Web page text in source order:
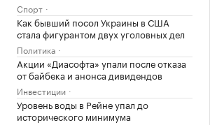
Спорт
Как бывший посол Украины в США
стала фигурантом двух уголовных дел
Политика
Акции «Диасофта» упали после отказа
от байбека и анонса дивидендов
Инвестиции
Уровень воды в Рейне упал до
исторического минимума